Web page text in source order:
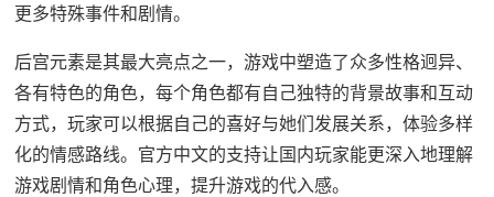
更多特殊事件和剧情。
后宫元素是其最大亮点之一，游戏中塑造了众多性格迥异、
各有特色的角色，每个角色都有自己独特的背景故事和互动
方式，玩家可以根据自己的喜好与她们发展关系，体验多样
化的情感路线。官方中文的支持让国内玩家能更深入地理解
游戏剧情和角色心理，提升游戏的代入感。